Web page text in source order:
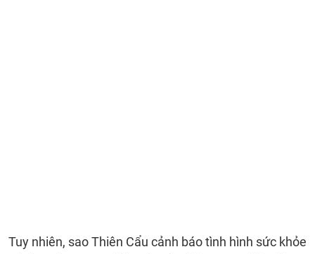
Tuy nhiên, sao Thiên Cẩu cảnh báo tình hình sức khỏe